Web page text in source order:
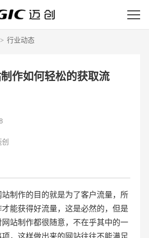
行业动态
作如何轻松的获取流
制作的目的就是为了客户流量，所
能获得好流量，这是必然的，但是
站制作都很随意，不在乎其中的一
，这样做出来的网站往往不能满足